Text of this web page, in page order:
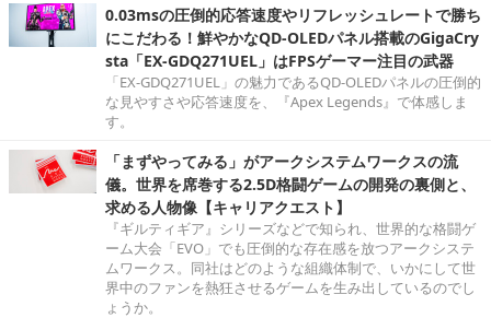
0.03msの圧倒的応答速度やリフレッシュレートで勝ち
にこだわる！鮮やかなQD-OLEDパネル搭載のGigaCry
sta「EX-GDQ271UEL」はFPSゲーマー注目の武器
「EX-GDQ271UEL」の魅力であるQD-OLEDパネルの圧倒的
な見やすさや応答速度を、『Apex Legends』で体感しま
す。
「まずやってみる」がアークシステムワークスの流
儀。世界を席巻する2.5D格闘ゲームの開発の裏側と、
求める人物像【キャリアクエスト】
『ギルティギア』シリーズなどで知られ、世界的な格闘ゲ
ーム大会「EVO」でも圧倒的な存在感を放つアークシステ
ムワークス。同社はどのような組織体制で、いかにして世
界中のファンを熱狂させるゲームを生み出しているのでし
ょうか。